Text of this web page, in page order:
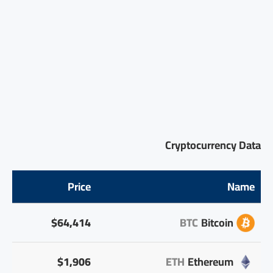
Cryptocurrency Data
Name
Price
Bitcoin
BTC
$64,414
Ethereum
ETH
$1,906